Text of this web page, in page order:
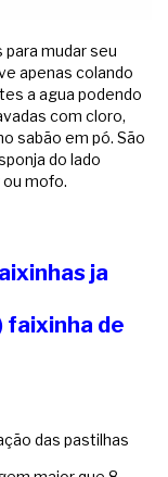
para mudar seu
apenas colando
a agua podendo
com cloro,
sabão em pó. São
do lado
ou mofo.
ja
faixinha de
das pastilhas